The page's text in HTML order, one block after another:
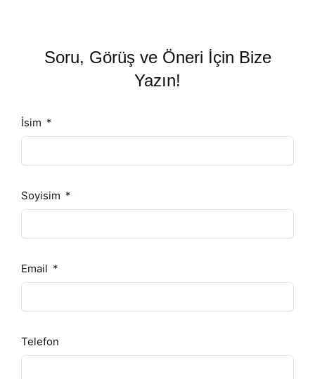
Soru, Görüş ve Öneri İçin Bize
Yazın!
İsim
Soyisim
Email
Telefon